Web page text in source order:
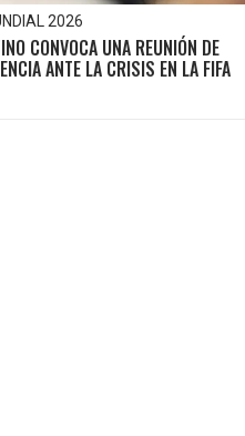
2026
CONVOCA UNA REUNIÓN DE
ANTE LA CRISIS EN LA FIFA